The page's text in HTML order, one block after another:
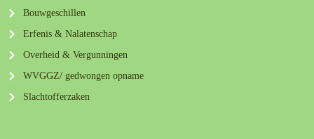
Bouwgeschillen
Erfenis & Nalatenschap
Overheid & Vergunningen
WVGGZ/ gedwongen opname
Slachtofferzaken